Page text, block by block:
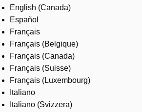
English (Canada)
Español
Français
Français (Belgique)
Français (Canada)
Français (Suisse)
Français (Luxembourg)
Italiano
Italiano (Svizzera)